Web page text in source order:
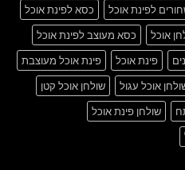
לפינת אוכל
כסא לפינת אוכל
אוכל
כסא מעוצב לפינת אוכל
פינת אוכל
פינת אוכל מעוצבת
אוכל עגול
שולחן אוכל קטן
שולחן פינת אוכל